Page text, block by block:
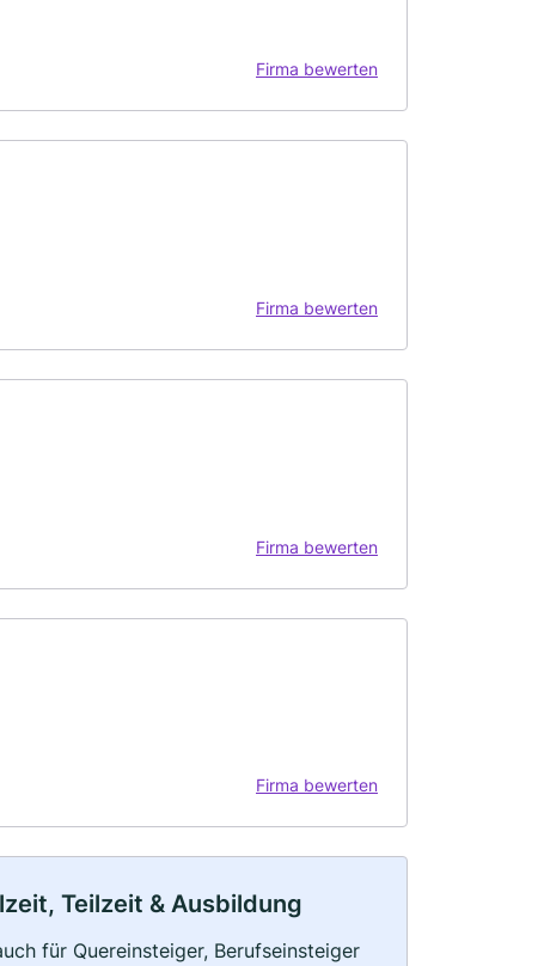
Firma bewerten
Firma bewerten
Firma bewerten
Firma bewerten
Teilzeit & Ausbildung
für Quereinsteiger, Berufseinsteiger